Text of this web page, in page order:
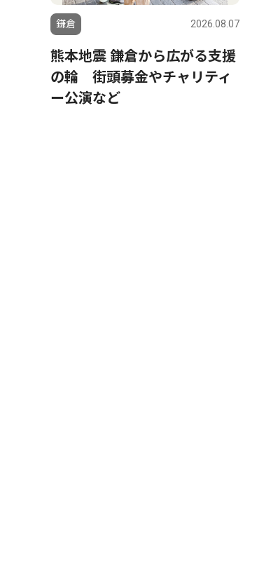
鎌倉 2026.08.07
熊本地震 鎌倉から広がる支援
の輪 街頭募金やチャリティ
ー公演など